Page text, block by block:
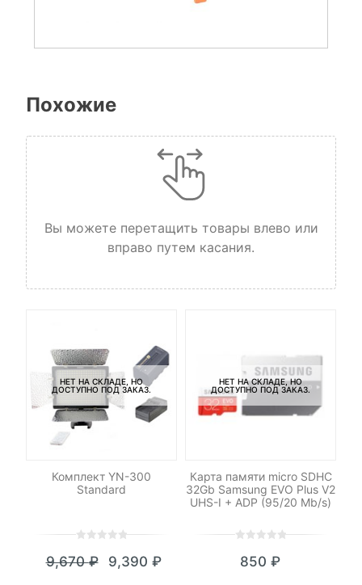
Похожие
Вы можете перетащить товары влево или
вправо путем касания.
НЕТ НА СКЛАДЕ, НО
ДОСТУПНО ПОД ЗАКАЗ.
Комплект YN-300
Standard
out
9,670₽
Первоначальная
9,390 ₽
Текущая
НЕТ НА СКЛАДЕ, НО
ДОСТУПНО ПОД ЗАКАЗ.
Карта памяти micro SDHC
32Gb Samsung EVO Plus V2
UHS-I + ADP (95/20 Mb/s)
out
850 ₽